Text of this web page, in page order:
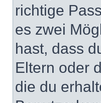
richtige
es zwei
hast, dass
Eltern oder
die du